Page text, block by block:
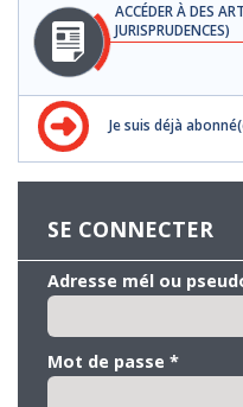
ACCÉDER À DES
JURISPRUDENCES)
Je suis déjà
SE CONNECTER
Adresse mél ou
Mot de passe *